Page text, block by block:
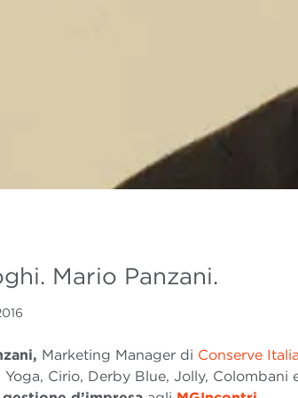
Mario Panzani.
Marketing Manager di Conserve Italia
Yoga, Cirio, Derby Blue, Jolly, Colombani